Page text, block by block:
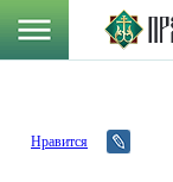
Нравится